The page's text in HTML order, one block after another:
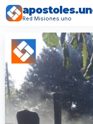
Red Misiones.uno